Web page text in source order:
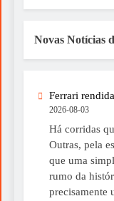
Novas Notícias
Ferrari
2026-08-03
Há corridas
Outras, pela
que uma
rumo da
precisamente